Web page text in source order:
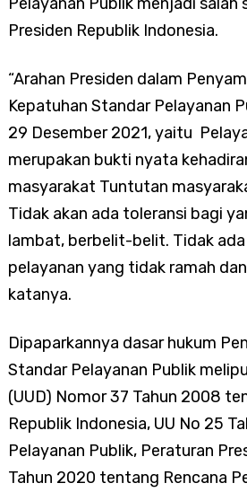
Presiden Republik Indonesia.
“Arahan Presiden dalam
Kepatuhan Standar Pelayanan
29 Desember 2021, yaitu
merupakan bukti nyata
masyarakat Tuntutan
Tidak akan ada toleransi bagi
lambat, berbelit-belit. Tidak
pelayanan yang tidak ramah
katanya.
Dipaparkannya dasar hukum
Standar Pelayanan Publik
(UUD) Nomor 37 Tahun 2008
Republik Indonesia, UU No 25
Pelayanan Publik, Peraturan
Tahun 2020 tentang Rencana